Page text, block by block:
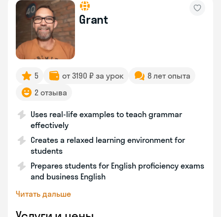
Grant
5 от 3190 ₽ за урок
8 лет опыта
2 отзыва
Uses real-life examples to teach grammar
effectively
Creates a relaxed learning environment for
students
Prepares students for English proficiency exams
and business English
Читать дальше